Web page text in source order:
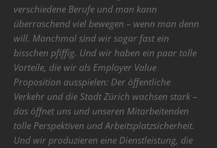
verschiedene Berufe und man kann
überraschend viel bewegen – wenn man denn
will. Manchmal sind wir sogar fast ein
bisschen pfiffig. Und wir haben ein paar tolle
Vorteile, die wir als Employer Value
Proposition ausspielen: Der öffentliche
Verkehr und die Stadt Zürich wachsen stark –
das öffnet uns und unseren Mitarbeitenden
tolle Perspektiven und Arbeitsplatzsicherheit.
Und wir produzieren eine Dienstleistung, die